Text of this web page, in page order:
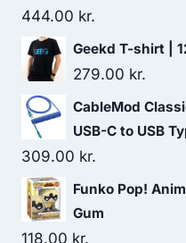
444.00 kr.
Geekd T-shirt |
279.00 kr.
CableMod
USB-C to USB
309.00 kr.
Funko Pop!
Gum
118.00 kr.